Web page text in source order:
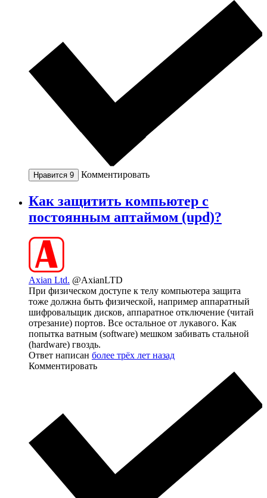
Нравится 9 Комментировать
Как защитить компьютер с
постоянным аптаймом (upd)?
Axian Ltd. @AxianLTD
При физическом доступе к телу компьютера защита
тоже должна быть физической, например аппаратный
шифровальщик дисков, аппаратное отключение (читай
отрезание) портов. Все остальное от лукавого. Как
попытка ватным (software) мешком забивать стальной
(hardware) гвоздь.
Ответ написан более трёх лет назад
Комментировать